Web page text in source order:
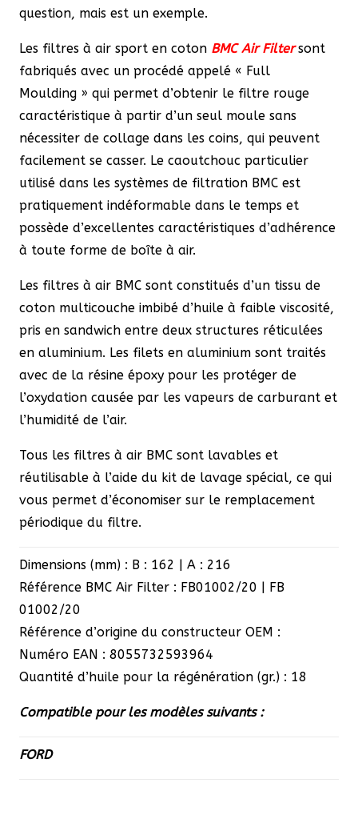
question, mais est un exemple.
Les filtres à air sport en coton BMC Air Filter sont
fabriqués avec un procédé appelé « Full
Moulding » qui permet d’obtenir le filtre rouge
caractéristique à partir d’un seul moule sans
nécessiter de collage dans les coins, qui peuvent
facilement se casser. Le caoutchouc particulier
utilisé dans les systèmes de filtration BMC est
pratiquement indéformable dans le temps et
possède d’excellentes caractéristiques d’adhérence
à toute forme de boîte à air.
Les filtres à air BMC sont constitués d’un tissu de
coton multicouche imbibé d’huile à faible viscosité,
pris en sandwich entre deux structures réticulées
en aluminium. Les filets en aluminium sont traités
avec de la résine époxy pour les protéger de
l’oxydation causée par les vapeurs de carburant et
l’humidité de l’air.
Tous les filtres à air BMC sont lavables et
réutilisable à l’aide du kit de lavage spécial, ce qui
vous permet d’économiser sur le remplacement
périodique du filtre.
Dimensions (mm) : B : 162 | A : 216
Référence BMC Air Filter : FB01002/20 | FB
01002/20
Référence d’origine du constructeur OEM :
Numéro EAN : 8055732593964
Quantité d’huile pour la régénération (gr.) : 18
Compatible pour les modèles suivants :
FORD